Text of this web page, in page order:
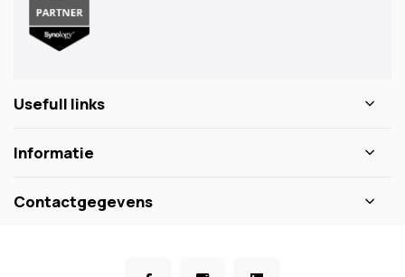
Usefull links
Informatie
Contactgegevens